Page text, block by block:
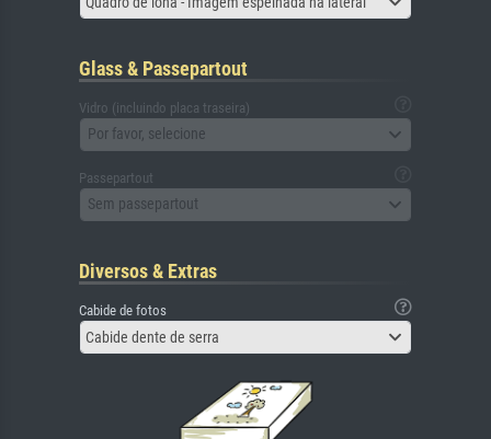
Glass & Passepartout
Vidro (incluindo placa traseira)
Por favor, selecione
Passepartout
Sem passepartout
Diversos & Extras
Cabide de fotos
Cabide dente de serra